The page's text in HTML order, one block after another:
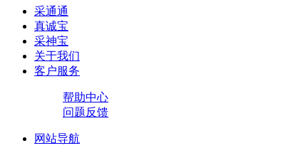
采通通
真诚宝
采神宝
关于我们
客户服务
帮助中心
问题反馈
网站导航